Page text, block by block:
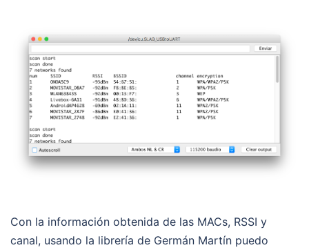
Con la información obtenida de las MACs, RSSI y
canal, usando la librería de Germán Martín puedo